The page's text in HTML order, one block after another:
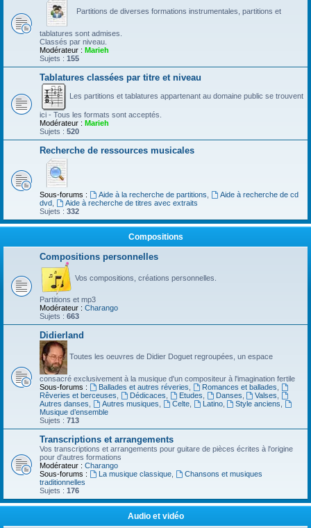
Partitions de diverses formations instrumentales, partitions et
tablatures sont admises.
Classés par niveau.
Modérateur : Marieh
Sujets : 155
Tablatures classées par titre et niveau
Les partitions et tablatures appartenant au domaine public se trouvent
ici - Tous les formats sont acceptés.
Modérateur : Marieh
Sujets : 520
Recherche de ressources musicales
Sous-forums : Aide à la recherche de partitions
Aide à recherche de cd
dvd
Aide à recherche de titres avec extraits
Sujets : 332
Compositions
Compositions personnelles
Vos compositions, créations personnelles.
Partitions et mp3
Modérateur : Charango
Sujets : 663
Didierland
Toutes les oeuvres de Didier Doguet regroupées, un espace
consacré exclusivement à la musique d'un compositeur à l'imagination fertile
Sous-forums :
Ballades et autres réveries Romances et ballades
Rêveries et berceuses
Dédicaces Etudes Danses Valses
Autres danses
Autres musiques Celte, Latino, Style anciens
Musique d’ensemble
Sujets : 713
Transcriptions et arrangements
Vos transcriptions et arrangements pour guitare de pièces écrites à l'origine
pour d'autres formations
Modérateur : Charango
Sous-forums :
La musique classique,
Chansons et musiques
traditionnelles
Sujets : 176
Audio et vidéo